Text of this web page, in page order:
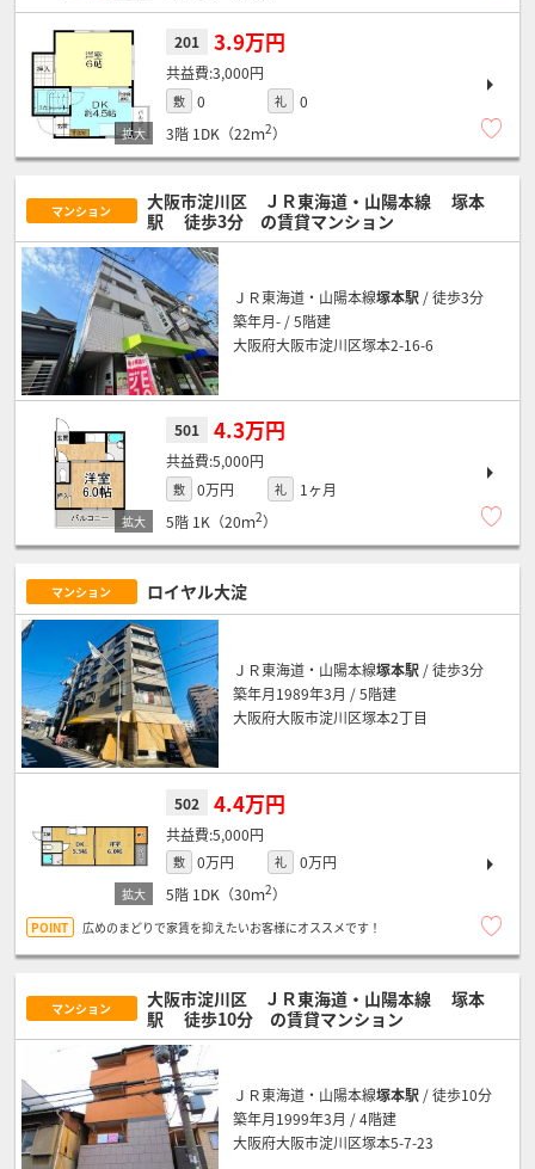
201 3.9万円
3,000円
敷 0 礼
0
3階 1DK（22ｍ2）
マンション 大阪市淀川区 ＪＲ東海道・山陽本線
塚本
駅
徒歩3分 の賃貸マンション
ＪＲ東海道・山陽本線塚本駅 / 徒歩3分
築年月- / 5階建
大阪府大阪市淀川区塚本2-16-6
501 4.3万円
5,000円
敷 0万円 礼
1ヶ月
5階 1K（20ｍ2）
マンション ロイヤル大淀
ＪＲ東海道・山陽本線塚本駅 / 徒歩3分
築年月1989年3月 / 5階建
大阪府大阪市淀川区塚本2丁目
502 4.4万円
5,000円
敷 0万円 礼
0万円
5階 1DK（30ｍ2）
広めのまどりで家賃を抑えたいお客様にオススメです！
マンション 大阪市淀川区 ＪＲ東海道・山陽本線
塚本
駅
徒歩10分 の賃貸マンション
ＪＲ東海道・山陽本線塚本駅 / 徒歩10分
築年月1999年3月 / 4階建
大阪府大阪市淀川区塚本5-7-23